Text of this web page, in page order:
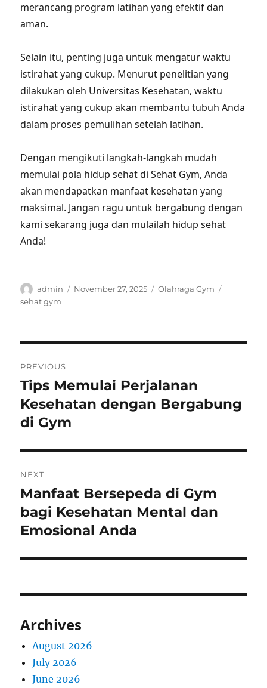
merancang program latihan yang efektif dan
aman.
Selain itu, penting juga untuk mengatur waktu
istirahat yang cukup. Menurut penelitian yang
dilakukan oleh Universitas Kesehatan, waktu
istirahat yang cukup akan membantu tubuh Anda
dalam proses pemulihan setelah latihan.
Dengan mengikuti langkah-langkah mudah
memulai pola hidup sehat di Sehat Gym, Anda
akan mendapatkan manfaat kesehatan yang
maksimal. Jangan ragu untuk bergabung dengan
kami sekarang juga dan mulailah hidup sehat
Anda!
Author
admin
Posted
November 27, 2025 Categories
Olahraga Gym
sehat gym
navigation
PREVIOUS
Previous
post:
Tips Memulai Perjalanan
Kesehatan dengan Bergabung
di Gym
NEXT
Next
post:
Manfaat Bersepeda di Gym
bagi Kesehatan Mental dan
Emosional Anda
Archives
August 2026
July 2026
June 2026